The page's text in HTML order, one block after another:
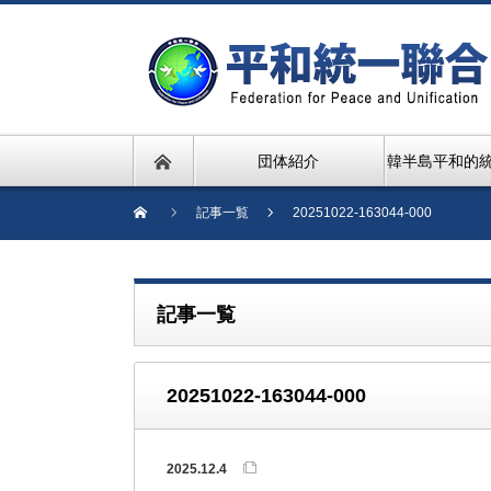
団体紹介 韓半島平和的
記事一覧 20251022-163044-000
記事一覧
20251022-163044-000
2025.12.4